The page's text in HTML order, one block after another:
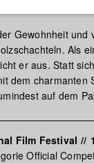
Gewohnheit
Als
er aus. Statt
dem charmanten
auf dem
Film Festival //
Official